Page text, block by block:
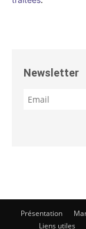
Newsletter
Présentation
Liens utiles